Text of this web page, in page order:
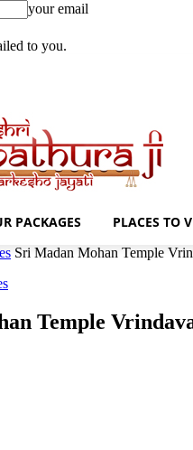
your email
to you.
PACKAGES PLACES TO
Sri Madan Mohan Temple
Temple